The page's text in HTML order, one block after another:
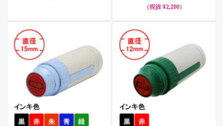
（税抜 ¥2,200）